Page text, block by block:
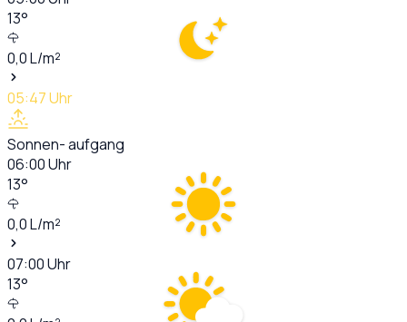
13°
0,0L/m²
05:47Uhr
Sonnen- aufgang
06:00Uhr
13°
0,0L/m²
07:00Uhr
13°